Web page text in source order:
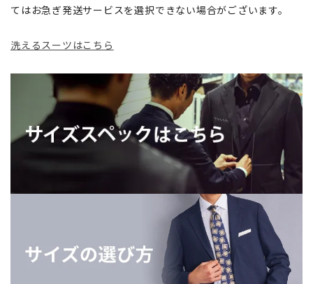
てはお急ぎ発送サービスを選択できない場合がございます。
洗えるスーツはこちら